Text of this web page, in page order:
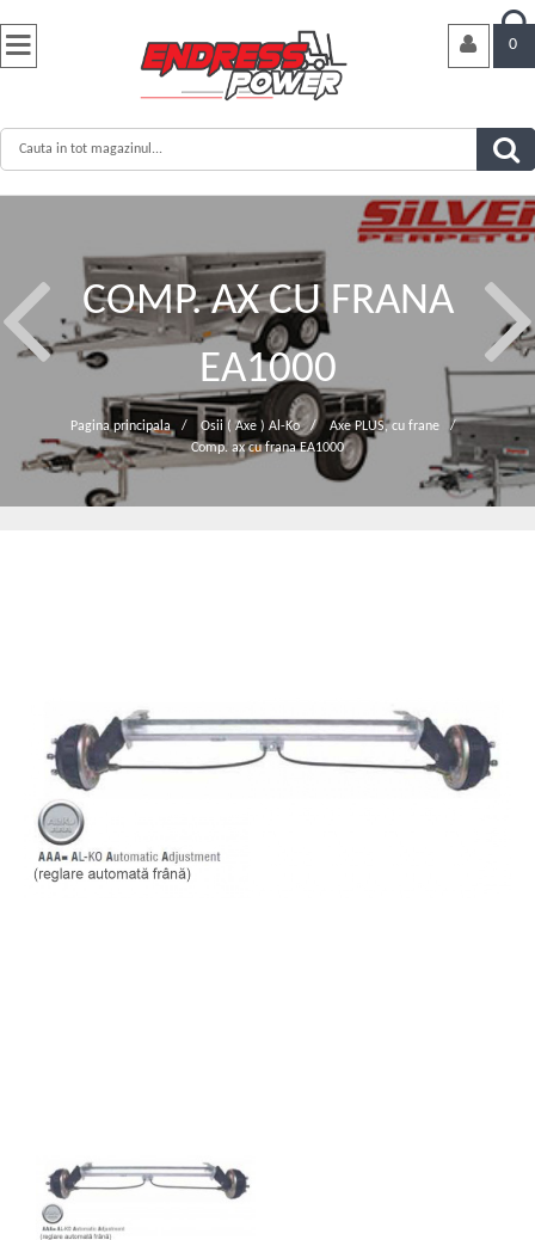

0

COMP. AX CU FRANA
EA1000
Pagina principala / Osii ( Axe ) Al-Ko / Axe PLUS, cu frane
/
Comp. ax cu frana EA1000